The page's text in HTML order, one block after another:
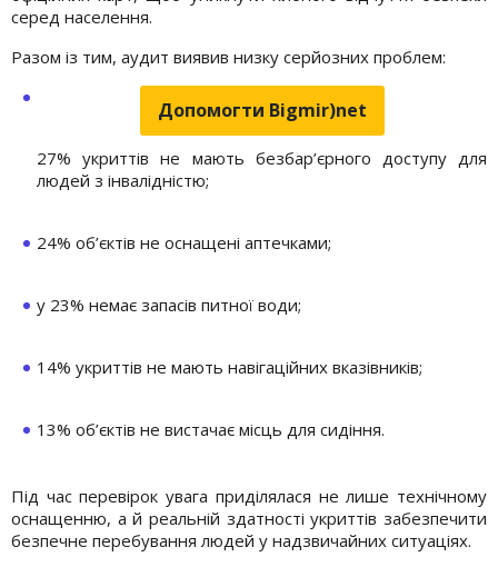
серед населення.
Разом із тим, аудит виявив низку серйозних проблем:
Допомогти Bigmir)net
27% укриттів не мають безбар’єрного доступу для
людей з інвалідністю;
24% об’єктів не оснащені аптечками;
у 23% немає запасів питної води;
14% укриттів не мають навігаційних вказівників;
13% об’єктів не вистачає місць для сидіння.
Під час перевірок увага приділялася не лише технічному
оснащенню, а й реальній здатності укриттів забезпечити
безпечне перебування людей у надзвичайних ситуаціях.